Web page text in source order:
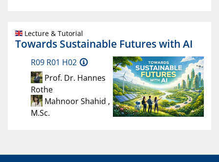
Lecture & Tutorial
Towards Sustainable Futures with AI
R09 R01 H02
Prof. Dr. Hannes
Rothe
Mahnoor Shahid ,
M.Sc.